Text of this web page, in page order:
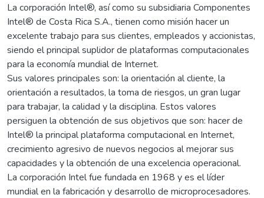
La corporación Intel®, así como su subsidiaria Componentes
Intel® de Costa Rica S.A., tienen como misión hacer un
excelente trabajo para sus clientes, empleados y accionistas,
siendo el principal suplidor de plataformas computacionales
para la economía mundial de Internet.
Sus valores principales son: la orientación al cliente, la
orientación a resultados, la toma de riesgos, un gran lugar
para trabajar, la calidad y la disciplina. Estos valores
persiguen la obtención de sus objetivos que son: hacer de
Intel® la principal plataforma computacional en Internet,
crecimiento agresivo de nuevos negocios al mejorar sus
capacidades y la obtención de una excelencia operacional.
La corporación Intel fue fundada en 1968 y es el líder
mundial en la fabricación y desarrollo de microprocesadores.